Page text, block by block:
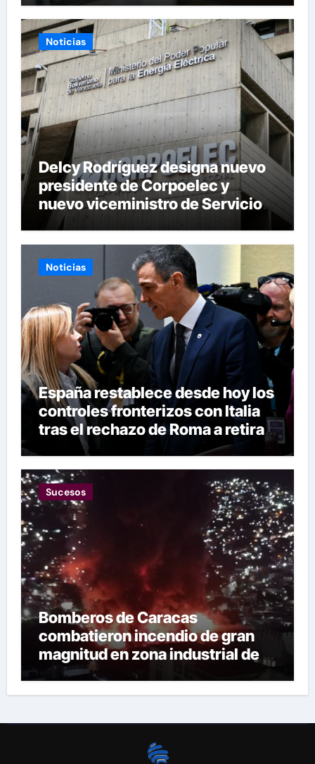
Noticias
Delcy Rodríguez designa nuevo
presidente de Corpoelec y
nuevo viceministro de Servicios
Eléctricos
Noticias
España restablece desde hoy los
controles fronterizos con Italia
tras el rechazo de Roma a retirar
las restricciones
Sucesos
Bomberos de Caracas
combatieron incendio de gran
magnitud en zona industrial de El
Llanito